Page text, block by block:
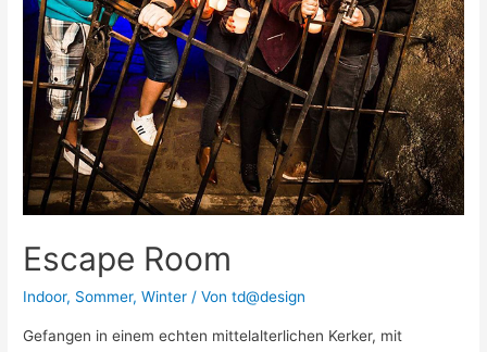
Escape Room
Indoor, Sommer,Winter / Vontd@design
Gefangen in einem echten mittelalterlichen Kerker, mit